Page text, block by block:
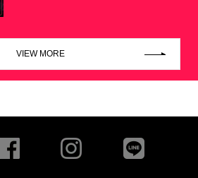
VIEW MORE